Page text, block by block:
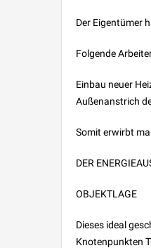
Der Eigentümer
Folgende
Einbau neuer
Außenanstrich
Somit erwirbt
DER
OBJEKTLAGE
Dieses ideal
Knotenpunkten